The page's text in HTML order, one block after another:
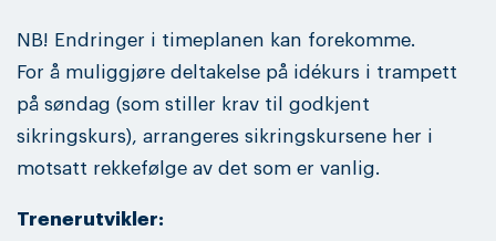
NB! Endringer i timeplanen kan forekomme.
For å muliggjøre deltakelse på idékurs i trampett
på søndag (som stiller krav til godkjent
sikringskurs), arrangeres sikringskursene her i
motsatt rekkefølge av det som er vanlig.
Trenerutvikler: